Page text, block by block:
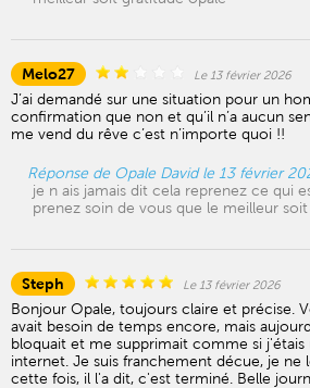
Melo27 Le 13 février 2026
J’ai demandé sur une situation pour un
confirmation que non et qu’il n’a aucun
me vend du rêve c’est n’importe quoi !!
Réponse de Opale David le 13 février
je n ais jamais dit cela reprenez ce qui
prenez soin de vous que le meilleur
Steph Le 13 février 2026
Bonjour Opale, toujours claire et précise.
avait besoin de temps encore, mais
bloquait et me supprimait comme si j'étais
internet. Je suis franchement décue, je ne
cette fois, il l'a dit, c'est terminé. Belle